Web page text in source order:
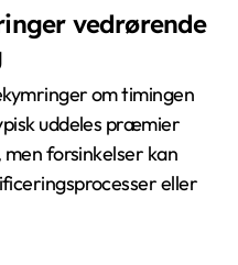
vedrørende
om timingen
uddeles præmier
forsinkelser kan
eller